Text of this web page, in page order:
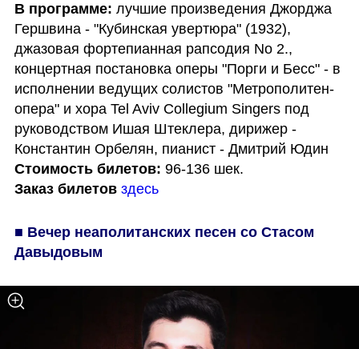
В программе: лучшие произведения Джорджа
Гершвина - "Кубинская увертюра" (1932),
джазовая фортепианная рапсодия No 2.,
концертная постановка оперы "Порги и Бесс" - в
исполнении ведущих солистов "Метрополитен-
опера" и хора Tel Aviv Collegium Singers под
руководством Ишая Штеклера, дирижер -
Стоимость билетов:
Заказ билетов здесь
■ Вечер неаполитанских песен со Стасом
Давыдовым